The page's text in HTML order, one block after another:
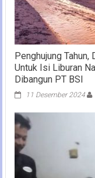
Penghujung
Untuk Isi Liburan
Dibangun PT BSI
11 Desember 2024